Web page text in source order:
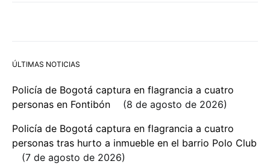
ÚLTIMAS NOTICIAS
Policía de Bogotá captura en flagrancia a cuatro
personas en Fontibón
8 de agosto de 2026
Policía de Bogotá captura en flagrancia a cuatro
personas tras hurto a inmueble en el barrio Polo Club
7 de agosto de 2026